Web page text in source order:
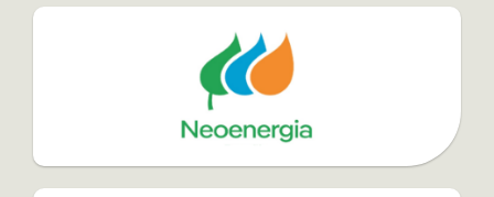
A IMOBILIÁRIA ABM
TRABALHE CONOSCO
SERVIÇOS DA ABM